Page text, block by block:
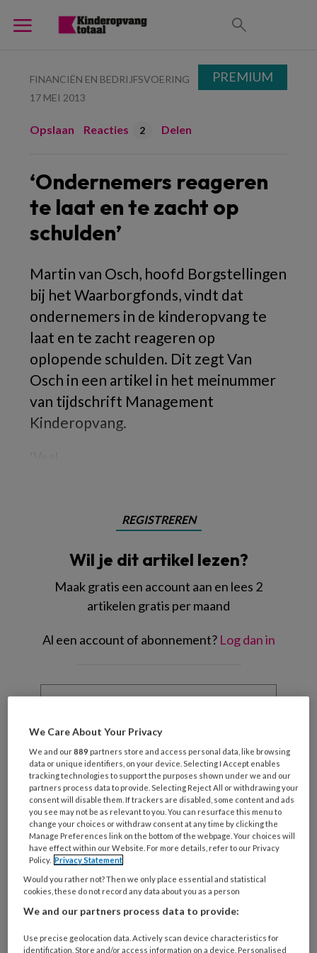
FINANCIËN EN BEDRIJFSVOERING
17 MEI 2013
Opslaan Reacties 2 Delen
‘Ondernemers reageren
te laat en te zacht op
schulden’
Martin van Osch, hoofd Borgstellingen
bij het Waarborgfonds, vindt dat
ondernemers in de kinderopvang te
laat en te zacht reageren op
oplopende schulden. Dit zegt Van
Osch in een artikel in het meinummer
van tijdschrift Management
Kinderopvang.
REGISTREREN
Wil je dit artikel lezen?
Maak gratis een account aan en lees 2
artikelen gratis per maand
Al een account of abonnement? Log dan in
Wat
is
e-
mailadres?
* *
Kies
je
wachtwoord* *
Kies
je
functie *
Bij
welke
organisatie
werk
je?
Untitled
Ontvang 2x per week de
KinderopvangTotaal nieuwsbrief
PREMIUM
We Care About Your Privacy
We and our889 partners store and access personal data, like browsing
data or unique identifiers, on your device. Selecting I Accept enables
tracking technologies to support the purposes shown under we and our
partners process data to provide. Selecting Reject All or withdrawing your
consent will disable them. If trackers are disabled, some content and ads
you see may not be as relevant to you. You can resurface this menu to
change your choices or withdraw consent at any time by clicking the
Manage Preferences link on the bottom of the webpage. Your choices will
have effect within our Website. For more details, refer to our Privacy
Policy. Privacy Statement
Would you rather not? Then we only place essential and statistical
cookies, these do not record any data about you as a person
We and our partners process data to provide:
Use precise geolocation data. Actively scan device characteristics for
identification. Store and/or access information on a device. Personalised